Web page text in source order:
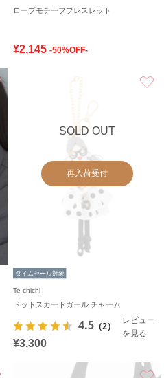
ロープモチーフブレスレット
¥2,145 -50%OFF-
SOLD OUT
再入荷受付
タイムセール対象
Te chichi
ドットスカートガール チャーム
4.5 （2）
レビュー
を見る
¥3,300